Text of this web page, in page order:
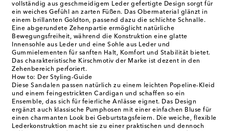
vollständig aus geschmeidigem Leder gefertigte Design sorgt für
ein weiches Gefühl an zarten Füßen. Das Obermaterial glänzt in
einem brillanten Goldton, passend dazu die schlichte Schnalle.
Eine abgerundete Zehenpartie ermöglicht natürliche
Bewegungsfreiheit, während die Konstruktion eine glatte
Innensohle aus Leder und eine Sohle aus Leder und
Gummielementen für sanften Halt, Komfort und Stabilität bietet.
Das charakteristische Kirschmotiv der Marke ist dezent in den
Zehenbereich perforiert.
How to: Der Styling-Guide
Diese Sandalen passen natürlich zu einem leichten Popeline-Kleid
und einem feingestrickten Cardigan und schaffen so ein
Ensemble, das sich für feierliche Anlässe eignet. Das Design
ergänzt auch klassische Pumphosen mit einer einfachen Bluse für
einen charmanten Look bei Geburtstagsfeiern. Die weiche, flexible
Lederkonstruktion macht sie zu einer praktischen und dennoch